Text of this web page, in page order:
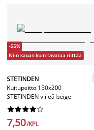
-55%
Niin kauan kuin tavaraa riittää
STETINDEN
Kuitupeitto 150x200
STETINDEN viileä beige






7,50/KPL